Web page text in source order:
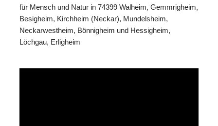
für Mensch und Natur in 74399 Walheim, Gemmrigheim,
Besigheim, Kirchheim (Neckar), Mundelsheim,
Neckarwestheim, Bönnigheim und Hessigheim,
Löchgau, Erligheim